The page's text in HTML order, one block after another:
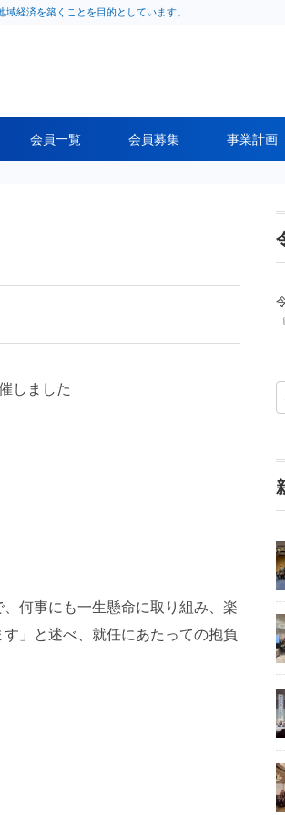
経済を築くことを目的としています。
会員一覧 会員募集 事業計画
しました
何事にも一生懸命に取り組み、楽
」と述べ、就任にあたっての抱負